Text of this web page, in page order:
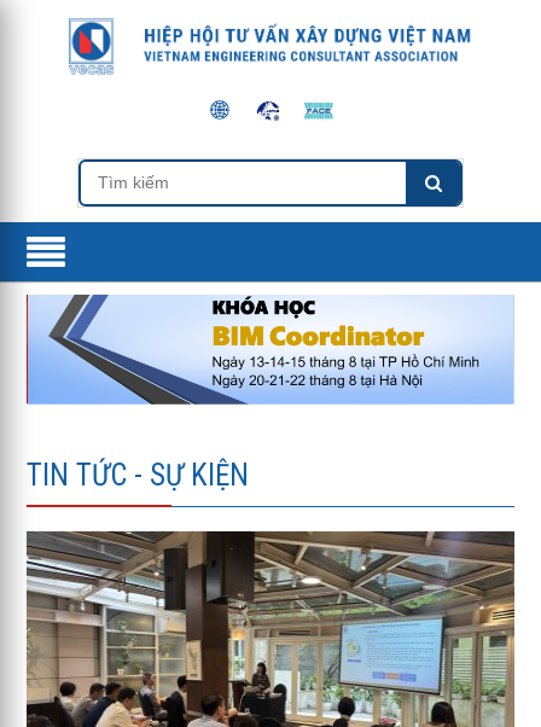
TIN TỨC - SỰ KIỆN